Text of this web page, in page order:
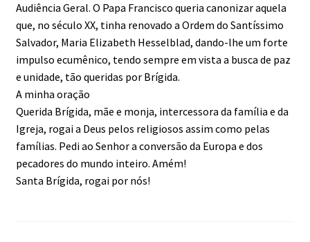
Audiência Geral. O Papa Francisco queria canonizar aquela
que, no século XX, tinha renovado a Ordem do Santíssimo
Salvador, Maria Elizabeth Hesselblad, dando-lhe um forte
impulso ecumênico, tendo sempre em vista a busca de paz
e unidade, tão queridas por Brígida.
A minha oração
Querida Brígida, mãe e monja, intercessora da família e da
Igreja, rogai a Deus pelos religiosos assim como pelas
famílias. Pedi ao Senhor a conversão da Europa e dos
pecadores do mundo inteiro. Amém!
Santa Brígida, rogai por nós!